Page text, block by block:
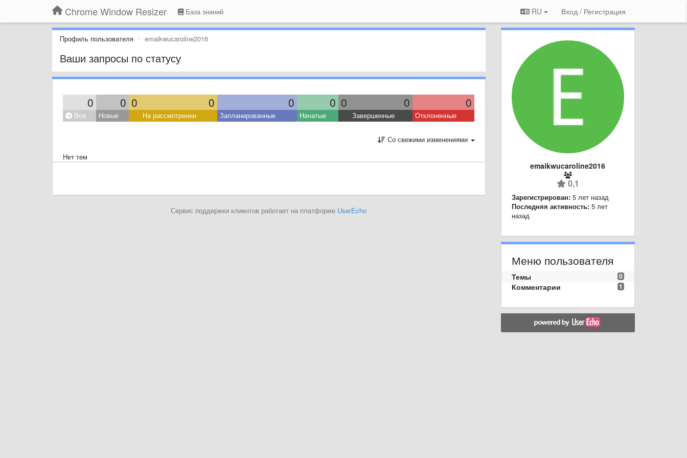
Chrome Window Resizer База знаний RU Вход / Регистрация
Профиль пользователя emaikwucaroline2016
Ваши запросы по статусу
0 0 0 0 0 0 0 0 0
Все Новые На рассмотрении Запланированные Начатые Завершенные Отклоненные
Со свежими изменениями
Нет тем
Сервис поддержки клиентов работает на платформе UserEcho
emaikwucaroline2016
0,1
Зарегистрирован: 5 лет назад
Последняя активность: 5 лет
назад
Меню пользователя
0
Темы
1
Комментарии